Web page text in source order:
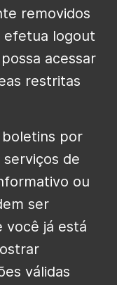
removidos
efetua logout
acessar
restritas
boletins por
de
ou
ser
você já está
válidas